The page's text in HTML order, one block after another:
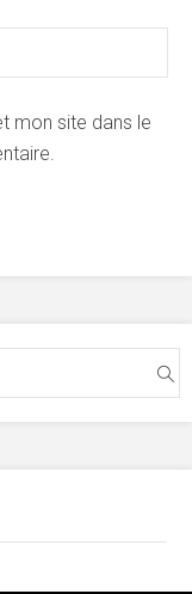
mon site dans le